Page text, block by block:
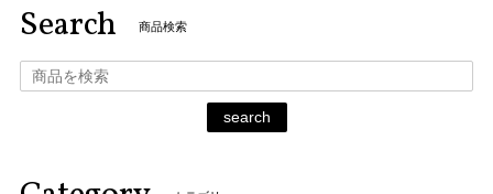
Search 商品検索
search